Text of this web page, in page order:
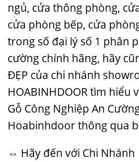
ngủ, cửa thông phòng,
cửa phòng bếp, cửa
trong số đại lý số 1 phân
cường chính hãng, hãy
ĐẸP của chi nhánh
HOABINHDOOR tìm hiểu
Gỗ Công Nghiệp An
Hoabinhdoor thông qua
⇔ Hãy đến với Chi Nhánh